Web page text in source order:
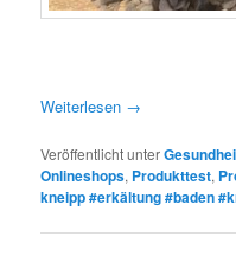
Weiterlesen →
Veröffentlicht unter
Onlineshops, Produkttest,
kneipp #erkältung #baden